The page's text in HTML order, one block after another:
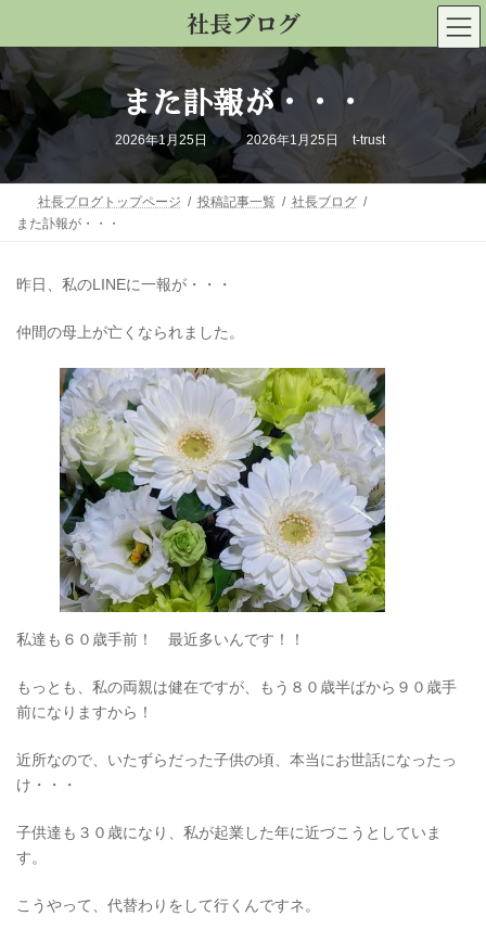
テ
ン
へ
ス
キ
ゲ
ー
ョ
ン
に
社長ブログ
また訃報が・・・
2026年1月25日
最
新
時
2026年1月25日 t-trust
社長ブログトップページ 投稿記事一覧
社長ブログ
また訃報が・・・
昨日、私のLINEに一報が・・・
仲間の母上が亡くなられました。
私達も６０歳手前！ 最近多いんです！！
もっとも、私の両親は健在ですが、もう８０歳半ばから９０歳手
前になりますから！
近所なので、いたずらだった子供の頃、本当にお世話になったっ
け・・・
子供達も３０歳になり、私が起業した年に近づこうとしていま
す。
こうやって、代替わりをして行くんですネ。